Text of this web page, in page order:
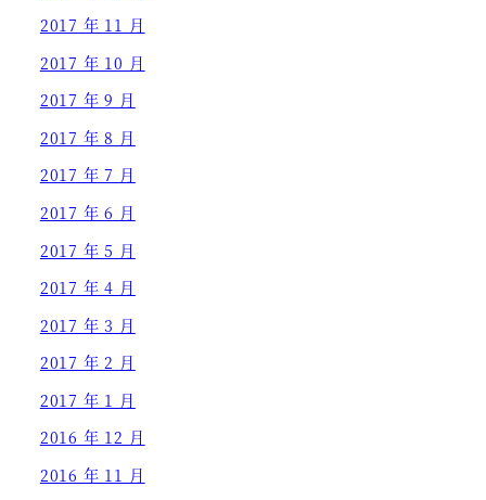
2017 年 11 月
2017 年 10 月
2017 年 9 月
2017 年 8 月
2017 年 7 月
2017 年 6 月
2017 年 5 月
2017 年 4 月
2017 年 3 月
2017 年 2 月
2017 年 1 月
2016 年 12 月
2016 年 11 月